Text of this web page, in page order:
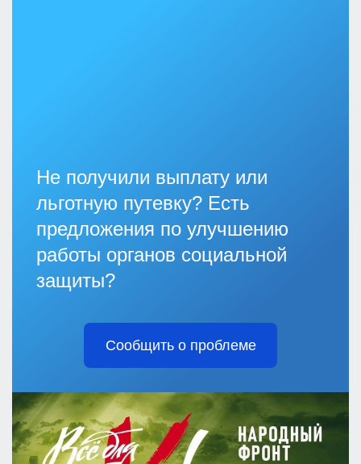
Не получили выплату или
льготную путевку? Есть
предложения по улучшению
работы органов социальной
защиты?
Сообщить о проблеме